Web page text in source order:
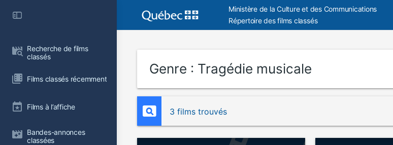
Recherche de films
classés
Films classés récemment
Films à l’affiche
Bandes-annonces
classées
Ministère de la Culture et des Communications
Répertoire des films classés
Genre : Tragédie musicale
3 films trouvés